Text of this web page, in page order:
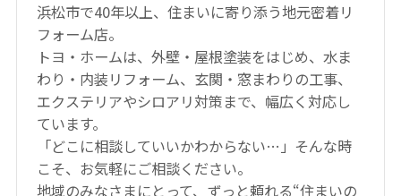
浜松市で40年以上、住まいに寄り添う地元密着リ
フォーム店。
トヨ・ホームは、外壁・屋根塗装をはじめ、水ま
わり・内装リフォーム、玄関・窓まわりの工事、
エクステリアやシロアリ対策まで、幅広く対応し
ています。
「どこに相談していいかわからない…」そんな時
こそ、お気軽にご相談ください。
地域のみなさまにとって、ずっと頼れる“住まいの